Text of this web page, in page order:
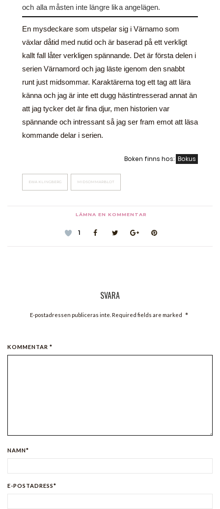
och alla måsten inte längre lika angelägen.
En mysdeckare som utspelar sig i Värnamo som
växlar dåtid med nutid och är baserad på ett verkligt
kallt fall låter verkligen spännande. Det är första delen i
serien Värnamord och jag läste igenom den snabbt
runt just midsommar. Karaktärerna tog ett tag att lära
känna och jag är inte ett dugg hästintresserad annat än
att jag tycker det är fina djur, men historien var
spännande och intressant så jag ser fram emot att läsa
kommande delar i serien.
Boken finns hos: Bokus
EWA KLINGBERG MIDSOMMARBLOT
LÄMNA EN KOMMENTAR
1
SVARA
E-postadressen publiceras inte. Required fields are marked *
KOMMENTAR *
NAMN*
E-POSTADRESS*